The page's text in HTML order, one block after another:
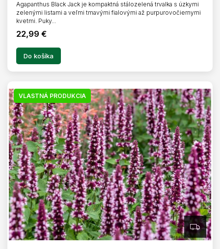
22,99 €
Do košíka
Agapanthus Black Jack je kompaktná stálozelená trvalka s úzkymi
zelenými listami a veľmi tmavými fialovými až purpurovočiernymi
kvetmi. Puky...
VLASTNÁ PRODUKCIA
Z
D